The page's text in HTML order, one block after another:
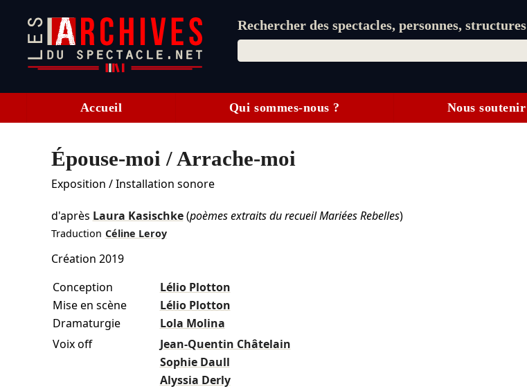
Rechercher des spectacles, personnes, structures
Accueil Qui sommes-nous ? Nous soutenir
Épouse-moi / Arrache-moi
Exposition / Installation sonore
d'après Laura Kasischke(poèmes extraits du recueil Mariées Rebelles)
Traduction Céline Leroy
Création 2019
Conception
Lélio Plotton
Mise en scène
Lélio Plotton
Dramaturgie
Lola Molina
Voix off
Jean-Quentin Châtelain
Sophie Daull
Alyssia Derly